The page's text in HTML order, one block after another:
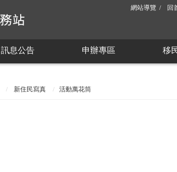
網站導覽 回
訊息公告 申辦專區 移
新住民寫真 活動萬花筒